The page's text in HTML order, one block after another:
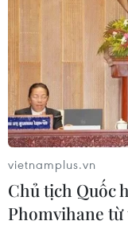
#mất tiền
Theo dõi
vietnamplus.vn
Chủ tịch Quốc
Phomvihane từ